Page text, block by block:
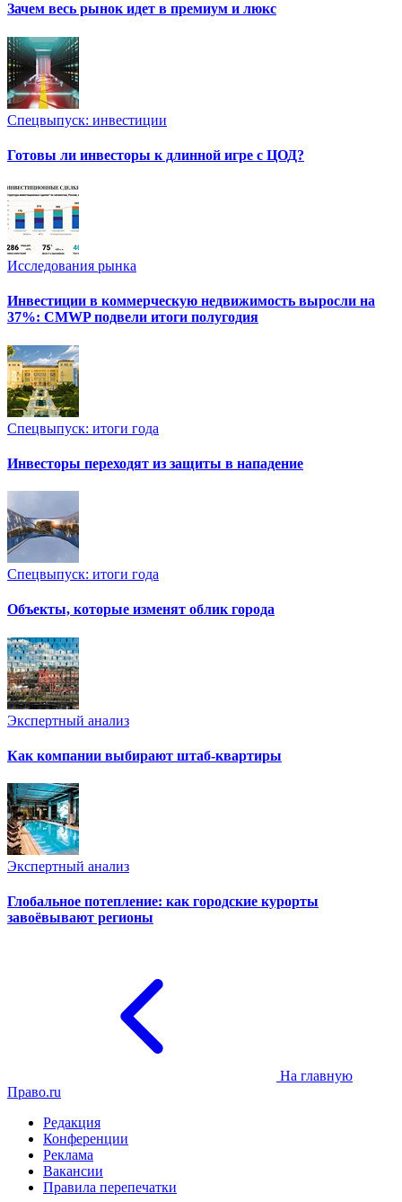
Зачем весь рынок идет в премиум и люкс
Спецвыпуск: инвестиции
Готовы ли инвесторы к длинной игре с ЦОД?
Исследования рынка
Инвестиции в коммерческую недвижимость выросли на
37%: CMWP подвели итоги полугодия
Спецвыпуск: итоги года
Инвесторы переходят из защиты в нападение
Спецвыпуск: итоги года
Объекты, которые изменят облик города
Экспертный анализ
Как компании выбирают штаб-квартиры
Экспертный анализ
Глобальное потепление: как городские курорты
завоёвывают регионы
На главную
Право.ru
Редакция
Конференции
Реклама
Вакансии
Правила перепечатки